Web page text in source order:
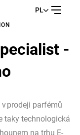
PL
-
prodeji parfémů
taky technologická
na trhu E-